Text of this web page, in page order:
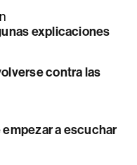
explicaciones
contra las
a escuchar